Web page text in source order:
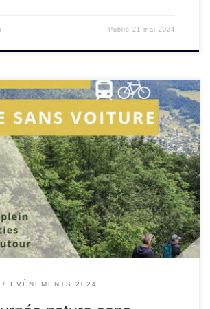
Publié 21 mai 2024
par la Ville de Grenoble et l’Office du
avec les associations Alpes Là,
le club alpin,… La Maison Grenoble
Alpes Tourisme […]
EVÈNEMENTS 2024